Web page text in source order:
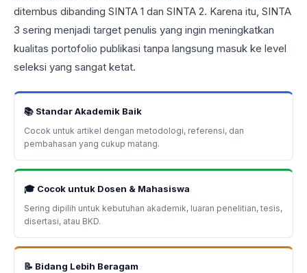
ditembus dibanding SINTA 1 dan SINTA 2. Karena itu, SINTA
3 sering menjadi target penulis yang ingin meningkatkan
kualitas portofolio publikasi tanpa langsung masuk ke level
seleksi yang sangat ketat.
📚 Standar Akademik Baik
Cocok untuk artikel dengan metodologi, referensi, dan
pembahasan yang cukup matang.
🎓 Cocok untuk Dosen & Mahasiswa
Sering dipilih untuk kebutuhan akademik, luaran penelitian, tesis,
disertasi, atau BKD.
📝 Bidang Lebih Beragam